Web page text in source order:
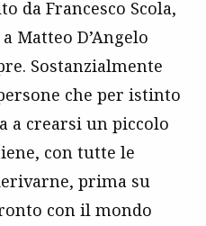
da Francesco Scola,
Matteo D’Angelo
Sostanzialmente
che per istinto
a crearsi un piccolo
con tutte le
prima su
con il mondo